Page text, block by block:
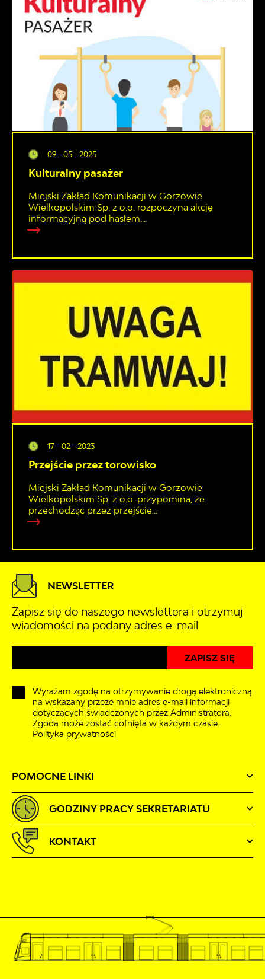
09 - 05 - 2025
Kulturalny pasażer
Miejski Zakład Komunikacji w Gorzowie
Wielkopolskim Sp. z o.o. rozpoczyna akcję
informacyjną pod hasłem...
17 - 02 - 2023
Przejście przez torowisko
Miejski Zakład Komunikacji w Gorzowie
Wielkopolskim Sp. z o.o. przypomina, że
przechodząc przez przejście...
POMOCNE LINKI
NEWSLETTER
Zapisz się do naszego newslettera i otrzymuj
wiadomości na podany adres e-mail
Wyrażam zgodę na otrzymywanie drogą elektroniczną
na wskazany przeze mnie adres e-mail informacji
dotyczących świadczonych przez Administratora.
Zgoda może zostać cofnięta w każdym czasie.
Polityka prywatności
GODZINY PRACY SEKRETARIATU
KONTAKT